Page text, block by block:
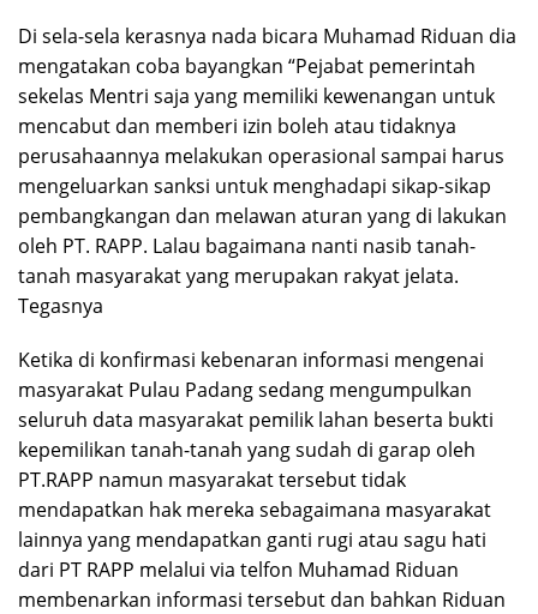
Di sela-sela kerasnya nada bicara Muhamad Riduan dia
mengatakan coba bayangkan “Pejabat pemerintah
sekelas Mentri saja yang memiliki kewenangan untuk
mencabut dan memberi izin boleh atau tidaknya
perusahaannya melakukan operasional sampai harus
mengeluarkan sanksi untuk menghadapi sikap-sikap
pembangkangan dan melawan aturan yang di lakukan
oleh PT. RAPP. Lalau bagaimana nanti nasib tanah-
tanah masyarakat yang merupakan rakyat jelata.
Tegasnya
Ketika di konfirmasi kebenaran informasi mengenai
masyarakat Pulau Padang sedang mengumpulkan
seluruh data masyarakat pemilik lahan beserta bukti
kepemilikan tanah-tanah yang sudah di garap oleh
PT.RAPP namun masyarakat tersebut tidak
mendapatkan hak mereka sebagaimana masyarakat
lainnya yang mendapatkan ganti rugi atau sagu hati
dari PT RAPP melalui via telfon Muhamad Riduan
membenarkan informasi tersebut dan bahkan Riduan